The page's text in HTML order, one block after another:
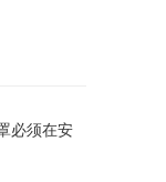
必须在安